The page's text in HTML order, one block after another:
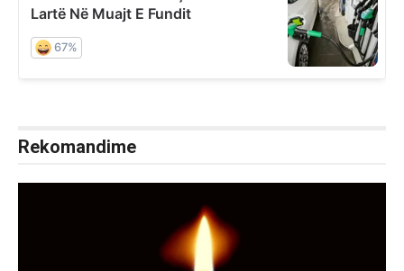
Rekomandime